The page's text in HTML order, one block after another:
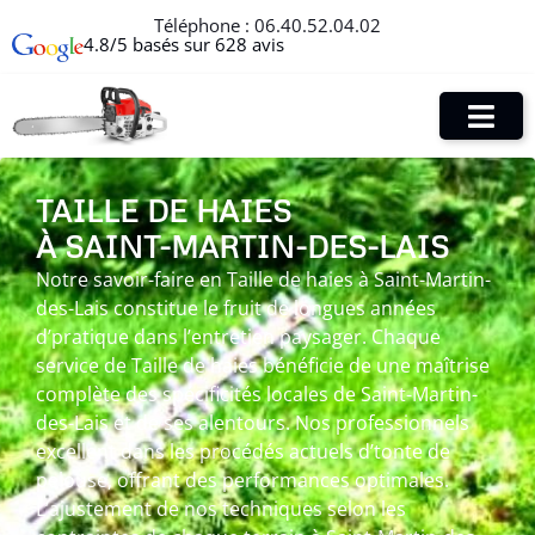
Téléphone : 06.40.52.04.02
4.8/5 basés sur 628 avis
TAILLE DE HAIES
À SAINT-MARTIN-DES-LAIS
Notre savoir-faire en Taille de haies à Saint-Martin-
des-Lais constitue le fruit de longues années
d’pratique dans l’entretien paysager. Chaque
service de Taille de haies bénéficie de une maîtrise
complète des spécificités locales de Saint-Martin-
des-Lais et de ses alentours. Nos professionnels
excellent dans les procédés actuels d’tonte de
pelouse, offrant des performances optimales.
L’ajustement de nos techniques selon les